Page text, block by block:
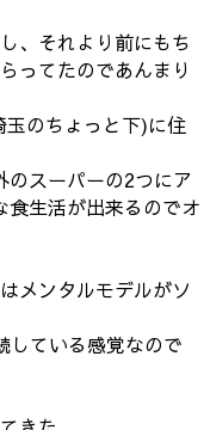
、それより前にもち
ってたのであんまり
のちょっと下)に住
のスーパーの2つにア
食生活が出来るのでオ
メンタルモデルがソ
している感覚なので